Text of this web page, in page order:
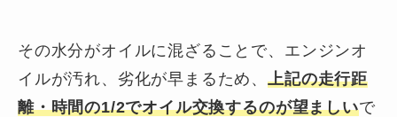
その水分がオイルに混ざることで、エンジンオ
イルが汚れ、劣化が早まるため、上記の走行距
離・時間の1/2でオイル交換するのが望ましいで